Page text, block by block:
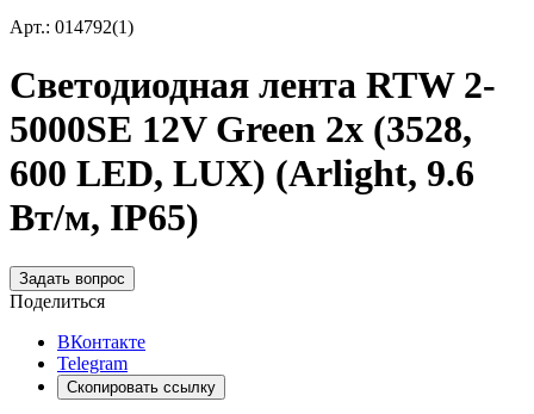
Арт.: 014792(1)
Светодиодная лента RTW 2-
5000SE 12V Green 2x (3528,
600 LED, LUX) (Arlight, 9.6
Вт/м, IP65)
Задать вопрос
Поделиться
ВКонтакте
Telegram
Скопировать ссылку